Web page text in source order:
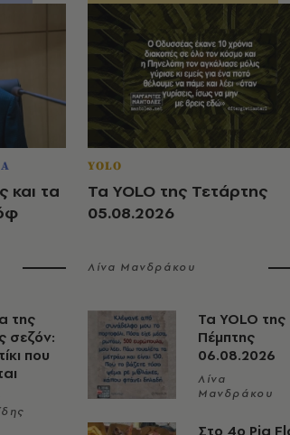
τα
της
σεζόν:
που
YOLO
Τα YOLO της Τετάρτης
05.08.2026
Λίνα Μανδράκου
Τα YOLO της
Πέμπτης
06.08.2026
Λίνα
Μανδράκου
Στο 4ο Pig